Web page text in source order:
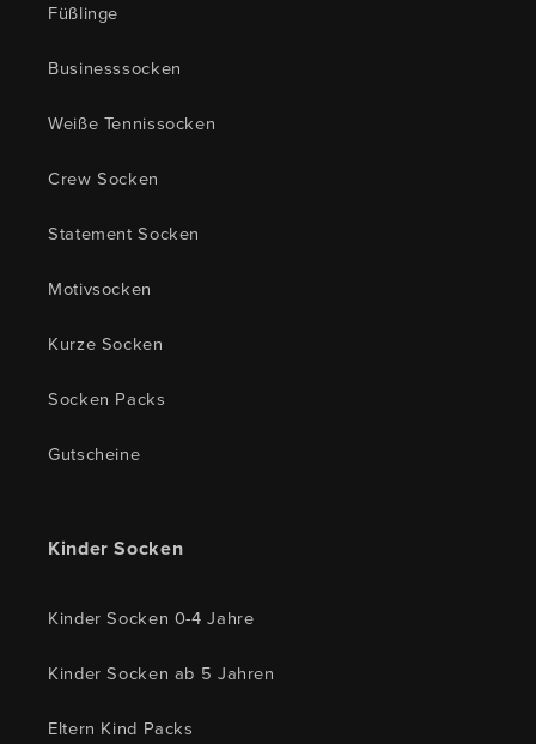
Füßlinge
Businesssocken
Weiße Tennissocken
Crew Socken
Statement Socken
Motivsocken
Kurze Socken
Socken Packs
Gutscheine
Kinder Socken
Kinder Socken 0-4 Jahre
Kinder Socken ab 5 Jahren
Eltern Kind Packs